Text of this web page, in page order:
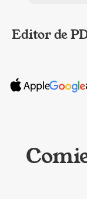
Editor de